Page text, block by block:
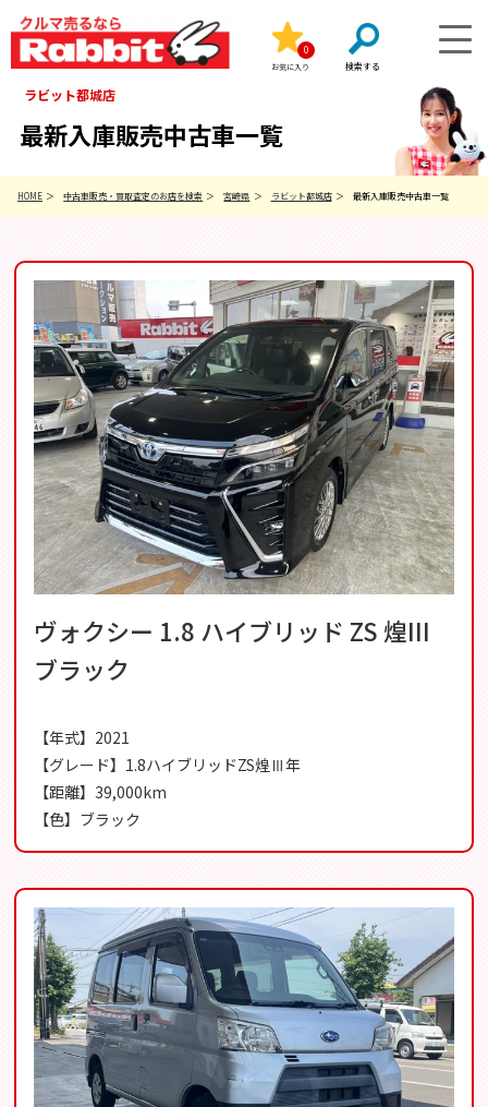
お気に入り
0
ラビット都城店
最新入庫販売中古車一覧
HOME 中古車販売・買取査定のお店を検索 宮崎県 ラビット都城店 最新入庫販売中古車一覧
ヴォクシー 1.8 ハイブリッド ZS 煌III
ブラック
【年式】2021
【グレード】1.8ハイブリッドZS煌Ⅲ年
【距離】39,000km
【色】ブラック